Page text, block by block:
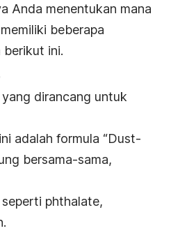
Anda menentukan mana
beberapa
berikut ini.
dirancang untuk
adalah formula “Dust-
bersama-sama,
phthalate,